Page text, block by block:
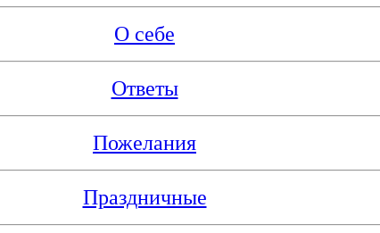
О себе
Ответы
Пожелания
Праздничные